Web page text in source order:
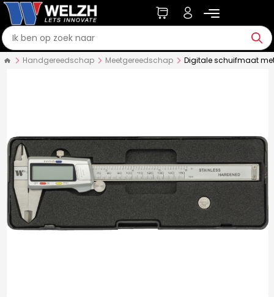
Handgereedschap Meetgereedschap Digitale schuifmaat